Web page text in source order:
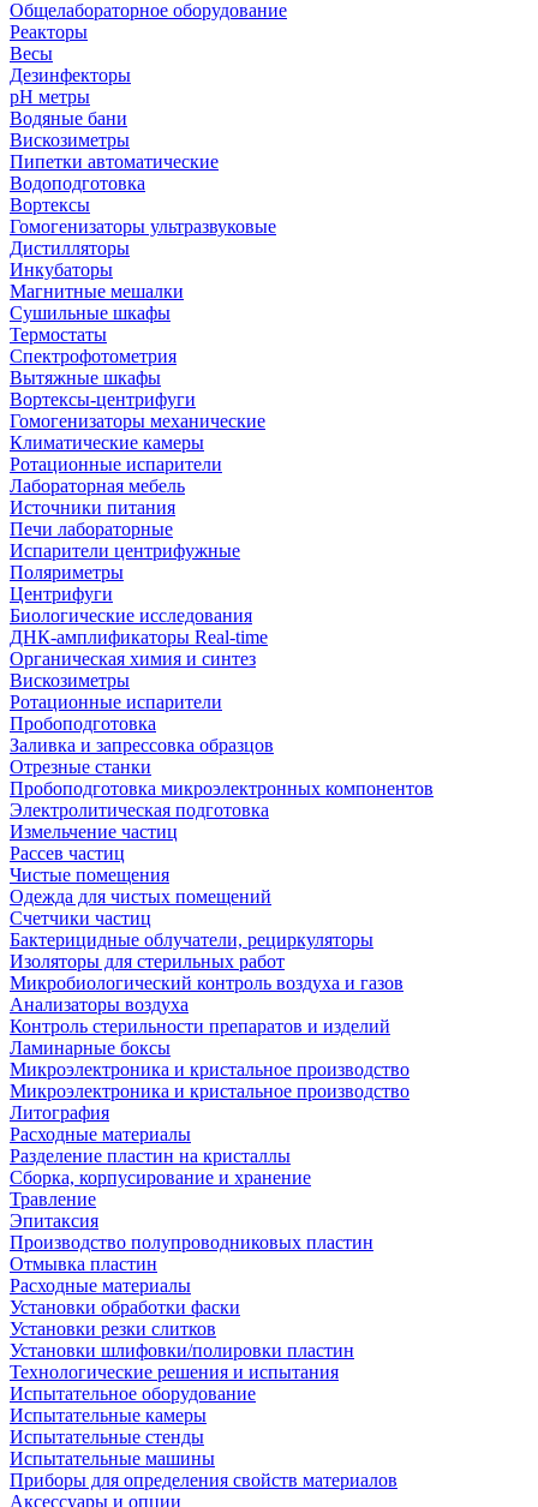
Общелабораторное оборудование
Реакторы
Весы
Дезинфекторы
рН метры
Водяные бани
Вискозиметры
Пипетки автоматические
Водоподготовка
Вортексы
Гомогенизаторы ультразвуковые
Дистилляторы
Инкубаторы
Магнитные мешалки
Сушильные шкафы
Термостаты
Спектрофотометрия
Вытяжные шкафы
Вортексы-центрифуги
Гомогенизаторы механические
Климатические камеры
Ротационные испарители
Лабораторная мебель
Источники питания
Печи лабораторные
Испарители центрифужные
Поляриметры
Центрифуги
Биологические исследования
ДНК-амплификаторы Real-time
Органическая химия и синтез
Вискозиметры
Ротационные испарители
Пробоподготовка
Заливка и запрессовка образцов
Отрезные станки
Пробоподготовка микроэлектронных компонентов
Электролитическая подготовка
Измельчение частиц
Рассев частиц
Чистые помещения
Одежда для чистых помещений
Счетчики частиц
Бактерицидные облучатели, рециркуляторы
Изоляторы для стерильных работ
Микробиологический контроль воздуха и газов
Анализаторы воздуха
Контроль стерильности препаратов и изделий
Ламинарные боксы
Микроэлектроника и кристальное производство
Микроэлектроника и кристальное производство
Литография
Расходные материалы
Разделение пластин на кристаллы
Сборка, корпусирование и хранение
Травление
Эпитаксия
Производство полупроводниковых пластин
Отмывка пластин
Расходные материалы
Установки обработки фаски
Установки резки слитков
Установки шлифовки/полировки пластин
Технологические решения и испытания
Испытательное оборудование
Испытательные камеры
Испытательные стенды
Испытательные машины
Приборы для определения свойств материалов
Аксессуары и опции